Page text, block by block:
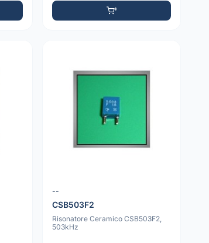
--
CSB503F2
Risonatore Ceramico CSB503F2,
503kHz